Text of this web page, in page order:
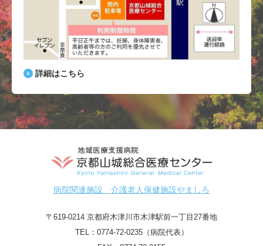
詳細はこちら
病院関連施設 介護老人保健施設やましろ
〒619-0214 京都府木津川市木津駅前一丁目27番地
TEL： 0774-72-0235（病院代表）